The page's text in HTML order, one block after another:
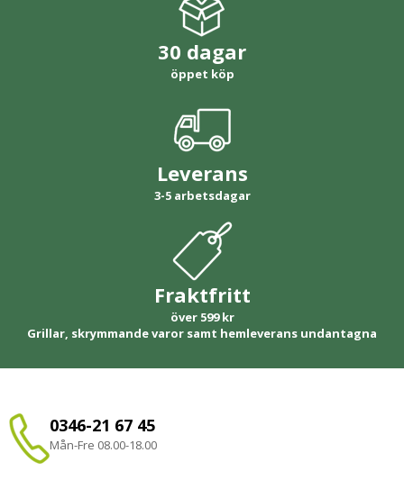
30 dagar
öppet köp
Leverans
3-5 arbetsdagar
Fraktfritt
över 599 kr
Grillar, skrymmande varor samt hemleverans undantagna
0346-21 67 45
Mån-Fre 08.00-18.00